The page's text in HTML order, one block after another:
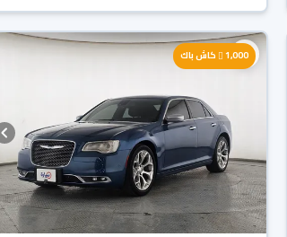
1,000 كاش باك